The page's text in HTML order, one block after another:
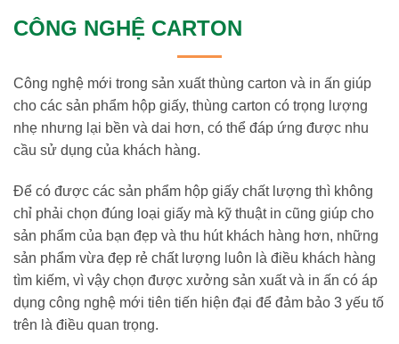
CÔNG NGHỆ CARTON
Công nghệ mới trong sản xuất thùng carton và in ấn giúp
cho các sản phẩm hộp giấy, thùng carton có trọng lượng
nhẹ nhưng lại bền và dai hơn, có thể đáp ứng được nhu
cầu sử dụng của khách hàng.
Để có được các sản phẩm hộp giấy chất lượng thì không
chỉ phải chọn đúng loại giấy mà kỹ thuật in cũng giúp cho
sản phẩm của bạn đẹp và thu hút khách hàng hơn, những
sản phẩm vừa đẹp rẻ chất lượng luôn là điều khách hàng
tìm kiếm, vì vậy chọn được xưởng sản xuất và in ấn có áp
dụng công nghệ mới tiên tiến hiện đại để đảm bảo 3 yếu tố
trên là điều quan trọng.